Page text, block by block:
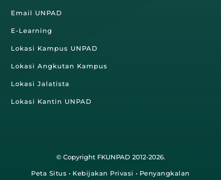
Email UNPAD
E-Learning
Lokasi Kampus UNPAD
Lokasi Angkutan Kampus
Lokasi Jalatista
Lokasi Kantin UNPAD
© Copyright FKUNPAD 2012-2026.
Peta Situs • Kebijakan Privasi • Penyangkalan